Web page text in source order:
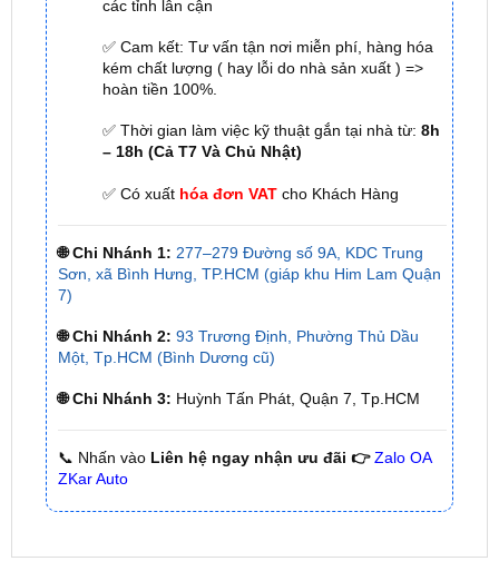
kém chất lượng ( hay lỗi do nhà sản xuất ) =>
✅ Thời gian làm việc kỹ thuật gắn tại nhà từ:8h
– 18h (Cả T7 Và Chủ Nhật)
✅ Có xuấthóa đơn VATcho Khách Hàng
🌐 Chi Nhánh 1: 277–279 Đường số 9A, KDC Trung
🌐 Chi Nhánh 2: 93 Trương Định, Phường Thủ Dầu
Một, Tp.HCM (Bình Dương cũ)
🌐 Chi Nhánh 3: Huỳnh Tấn Phát, Quận 7, Tp.HCM
📞 Nhấn vàoLiên hệ ngay nhận ưu đãi 👉 Zalo OA
SẢN PHẨM MỚI